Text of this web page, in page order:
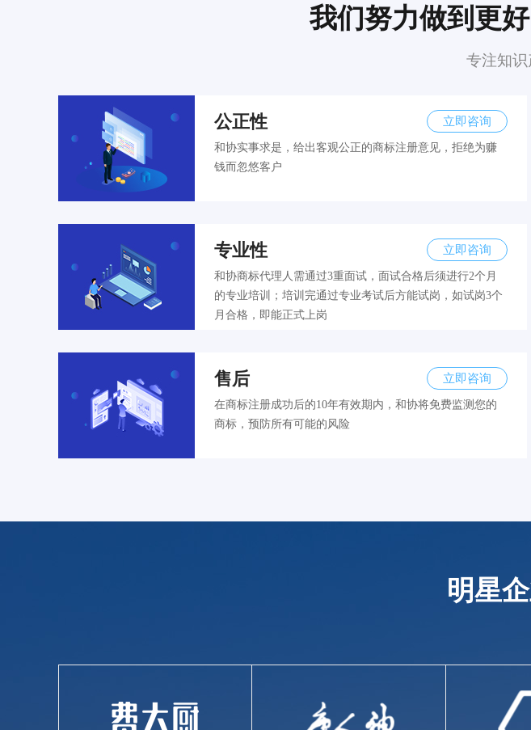
我们努力做到更
专注知
公正性 立即咨询
和协实事求是，给出客观公正的商标注册意见，拒绝为赚
钱而忽悠客户
专业性 立即咨询
和协商标代理人需通过3重面试，面试合格后须进行2个月
的专业培训；培训完通过专业考试后方能试岗，如试岗3个
月合格，即能正式上岗
售后 立即咨询
在商标注册成功后的10年有效期内，和协将免费监测您的
商标，预防所有可能的风险
明星